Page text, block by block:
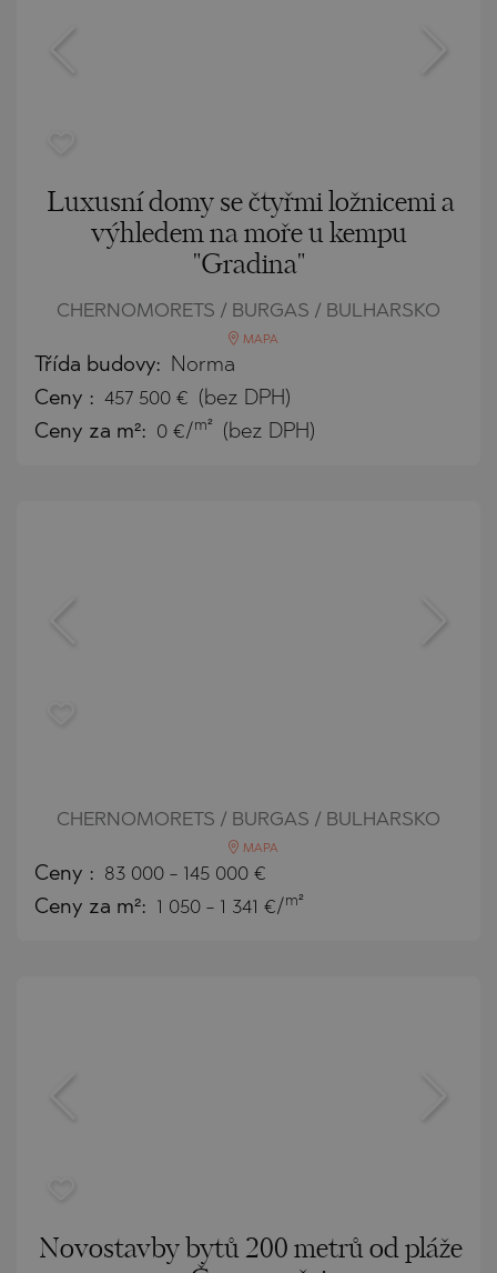
Luxusní domy se čtyřmi ložnicemi a
výhledem na moře u kempu
"Gradina"
CHERNOMORETS / BURGAS / BULHARSKO
MAPA
Třída budovy: Norma
Ceny : 457 500 € (bez DPH)
Ceny za m²: 0 €/ m² (bez DPH)
CHERNOMORETS / BURGAS / BULHARSKO
MAPA
Ceny : 83 000 - 145 000 €
Ceny za m²: 1 050 - 1 341 €/ m²
Novostavby bytů 200 metrů od pláže